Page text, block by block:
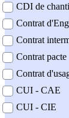
CDI de
Contrat
Contrat
Contrat pacte
Contrat
CUI - CAE
CUI - CIE